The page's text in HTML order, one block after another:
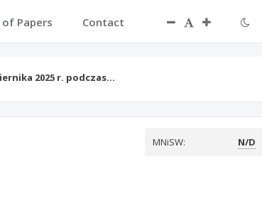
of Papers Contact
2025 r. podczas…
MNiSW: N/D